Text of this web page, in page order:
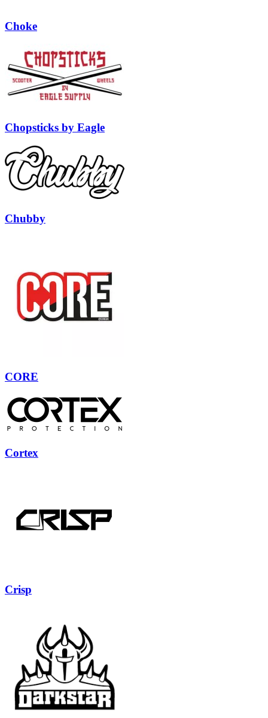
Choke
Chopsticks by Eagle
Chubby
CORE
Cortex
Crisp